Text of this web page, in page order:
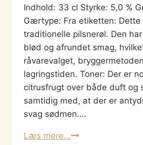
Indhold: 33 cl Styrke: 5,0 %
Gærtype: Fra etiketten: Dette
traditionelle pilsnerøl. Den
blød og afrundet smag,
råvarevalget,
lagringstiden. Toner: Der er
citrusfrugt over både duft og
samtidig med, at der er
svag sødmen….
Læs mere...Høker